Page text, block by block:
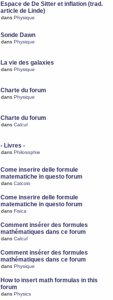
Espace de De Sitter et inflation (trad.
article de Linde)
dans Physique
Sonde Dawn
dans Physique
La vie des galaxies
dans Physique
Charte du forum
dans Physique
Charte du forum
dans Calcul
- Livres -
dans Philosophie
Come inserire delle formule
matematiche in questo forum
dans Calcolo
Come inserire delle formule
matematiche in questo forum
dans Fisica
Comment insérer des formules
mathématiques dans ce forum
dans Calcul
Comment insérer des formules
mathématiques dans ce forum
dans Physique
How to insert math formulas in this
forum
dans Physics